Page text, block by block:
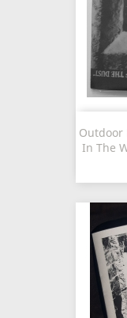
Outdoor
In The